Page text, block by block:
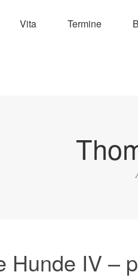
Vita Termine
Hunde IV –